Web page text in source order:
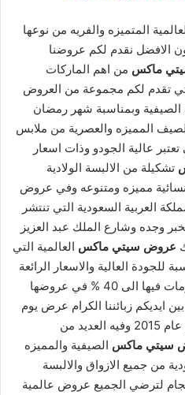
المتميزه والفريه من نوعها
الافضل نقدم لكم عروضنا
ماكس من اهم الماركات
تقدم لكم مجموعة من العروض
الصيفية وبمناسبة شهر رمضان
المميزه والعصرية من ملابس
عالية الجودو وذات اسعار
تشكيلة من الالبسة الولادية
مميزه ومتنوعه وفي عروض
العربية السعودية التي تنتشر
وجده وشارع الملك عبد العزيز
عروض سيتي ماكس العالمية التي
العالية والاسعار الرائعة
التي تصل نسبة الحسوم والخصومات فيها الى 40 % في عروضها
ايديكم زبائننا الكرام عرض يوم
الثلاثاء الواقع في 30 حزيران من عام 2015 وفيه العديد من
سيتي ماكس الصيفية والمميزه
من جميع الازواق والالبسة
لترضي الجميع عروض عالمية